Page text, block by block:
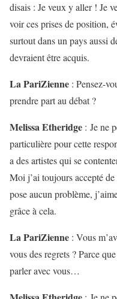
disais : Je veux y aller ! Je
voir ces prises de position,
surtout dans un pays aussi
devraient être acquis.
La PariZienne : Pensez-
prendre part au débat ?
Melissa Etheridge : Je ne
particulière pour cette
a des artistes qui se
Moi j’ai toujours accepté
pose aucun problème,
grâce à cela.
La PariZienne : Vous
vous des regrets ? Parce
parler avec vous…